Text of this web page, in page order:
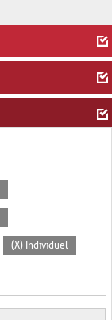
(X) Individuel